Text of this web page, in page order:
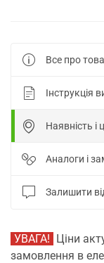
Все про
Інструкція
Наявність і
Аналоги і
Залишити
УВАГА! Ціни
замовлення в